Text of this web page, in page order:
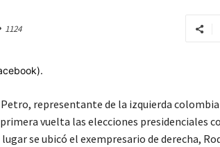
1124
representante de la izquierda
vuelta las elecciones presidenciales
se ubicó el exempresario de derecha,